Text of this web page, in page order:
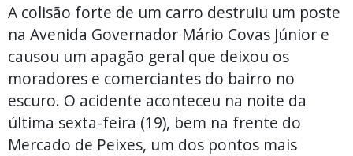
A colisão forte de um carro destruiu um poste
na Avenida Governador Mário Covas Júnior e
causou um apagão geral que deixou os
moradores e comerciantes do bairro no
escuro. O acidente aconteceu na noite da
última sexta-feira (19), bem na frente do
Mercado de Peixes, um dos pontos mais